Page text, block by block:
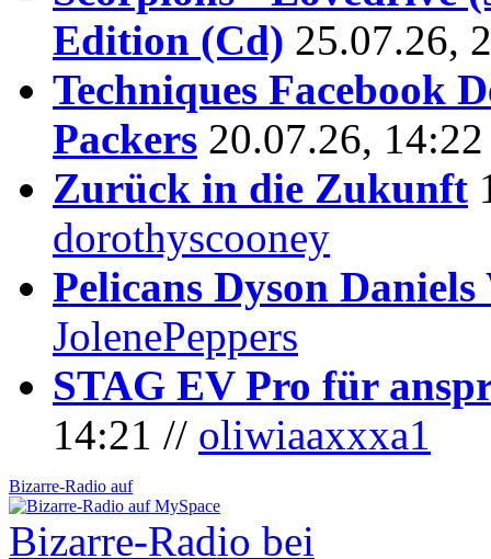
Edition (Cd) 25.07.26,
Techniques Facebook
Packers 20.07.26,
Zurück in die Zukunft
dorothyscooney
Pelicans Dyson
JolenePeppers
STAG EV Pro für
14:21 // oliwiaaxxxa1
Bizarre-Radio auf
Bizarre-Radio bei